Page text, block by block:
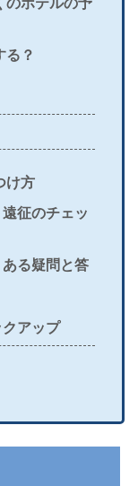
る？
け方
征のチェッ
る疑問と答
アップ